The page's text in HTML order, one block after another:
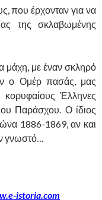
που έρχονταν για να
της σκλαβωμένης
μάχη, με έναν σκληρό
ο Ομέρ πασάς, μας
κορυφαίους Έλληνες
Παράσχου. Ο ίδιος
1886-1869, αν και
γνωστό…
istoria.com